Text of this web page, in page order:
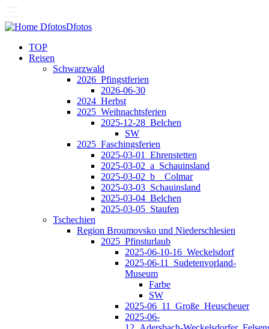
DfotosDfotos
TOP
Reisen
Schwarzwald
2026_Pfingstferien
2026-06-30
2024_Herbst
2025_Weihnachtsferien
2025-12-28_Belchen
SW
2025_Faschingsferien
2025-03-01_Ehrenstetten
2025-03-02_a_Schauinsland
2025-03-02_b__Colmar
2025-03-03_Schauinsland
2025-03-04_Belchen
2025-03-05_Staufen
Tschechien
Region Broumovsko und Niederschlesien
2025_Pfinsturlaub
2025-06-10-16_Weckelsdorf
2025-06-11_Sudetenvorland-
Museum
Farbe
SW
2025-06_11_Große_Heuscheuer
2025-06-